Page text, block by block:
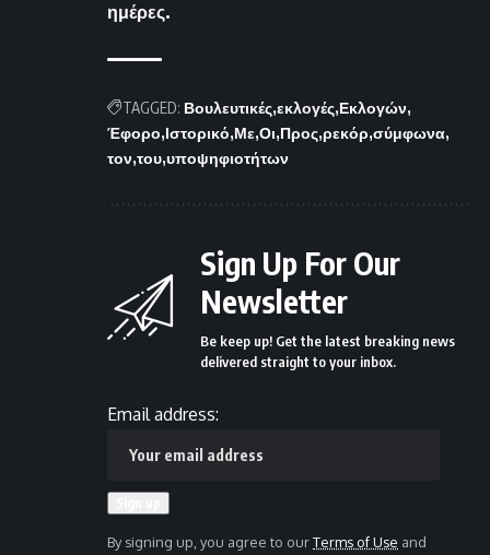
ημέρες.
TAGGED: Βουλευτικές εκλογές Εκλογών
Έφορο Ιστορικό Με Οι Προς ρεκόρ σύμφωνα
τον του υποψηφιοτήτων
Sign Up For Our
Newsletter
Be keep up! Get the latest breaking news
delivered straight to your inbox.
Email address:
By signing up, you agree to ourTerms of Use and